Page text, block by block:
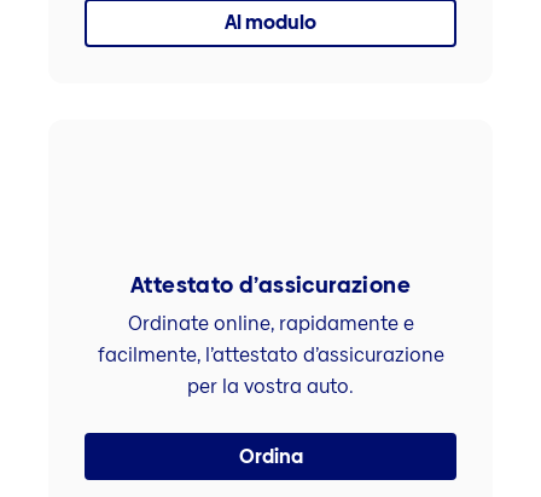
Al modulo
Attestato d’assicurazione
Ordinate online, rapidamente e
facilmente, l’attestato d’assicurazione
per la vostra auto.
Ordina